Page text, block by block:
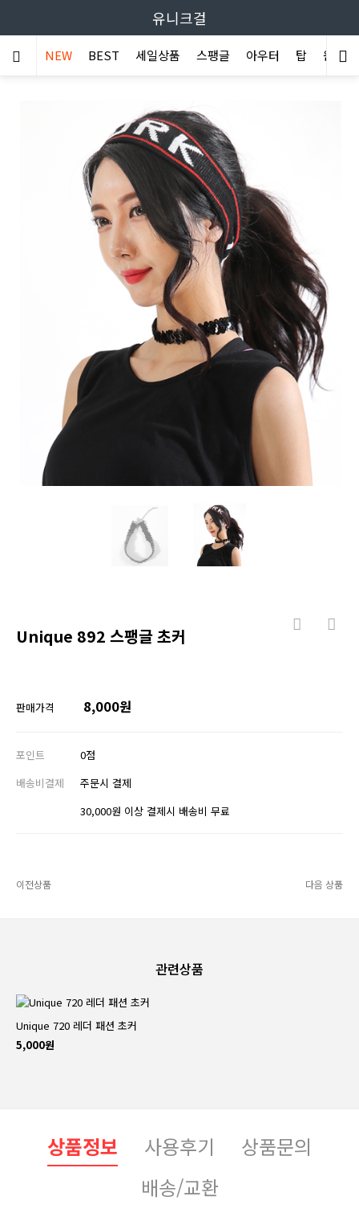
유니크걸
NEW BEST 세일상품 스팽글 아우터 탑 원피스
Unique 892 스팽글 초커
판매가격 8,000원
포인트
0점
배송비결제
주문시 결제
30,000원 이상 결제시 배송비 무료
이전상품 다음 상품
관련상품
Unique 720 레더 패션 초커
5,000원
상품정보 사용후기
상품문의
배송/교환